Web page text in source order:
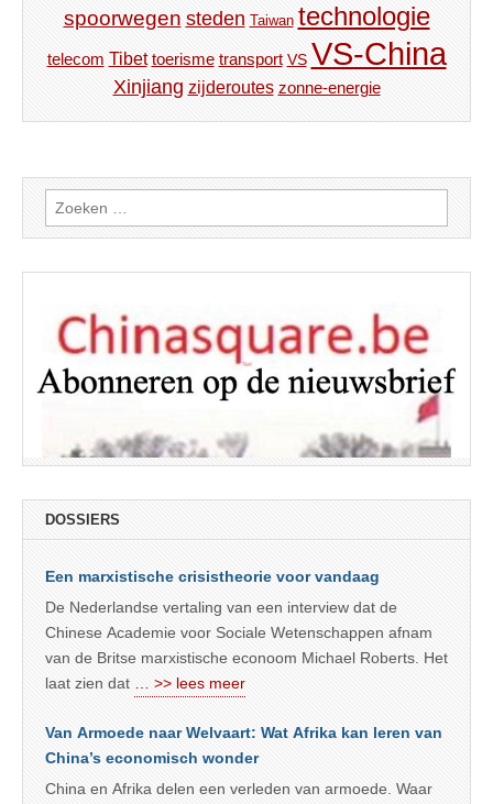
spoorwegen steden Taiwan technologie
telecom Tibet toerisme transport VS VS-China
Xinjiang zijderoutes zonne-energie
Zoeken
naar:
DOSSIERS
Een marxistische crisistheorie voor vandaag
De Nederlandse vertaling van een interview dat de
Chinese Academie voor Sociale Wetenschappen afnam
van de Britse marxistische econoom Michael Roberts. Het
laat zien dat
… >> lees meer
Van Armoede naar Welvaart: Wat Afrika kan leren van
China’s economisch wonder
China en Afrika delen een verleden van armoede. Waar